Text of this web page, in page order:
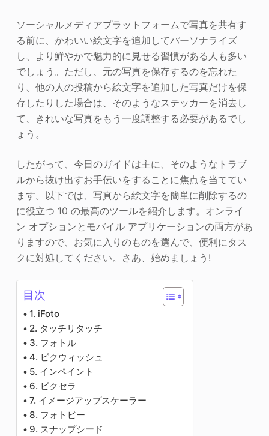
画像の著作権
ソーシャルメディアプラットフォームで写真を共有す
る前に、かわいい絵文字を追加してパーソナライズ
し、より鮮やかで魅力的に見せる習慣がある人も多い
でしょう。ただし、元の写真を保存するのを忘れた
り、他の人の投稿から絵文字を追加した写真だけを保
存したりした場合は、そのようなステッカーを消去し
て、きれいな写真をもう一度調整する必要があるでし
ょう。
したがって、今日のガイドは主に、そのようなトラブ
ルから抜け出すお手伝いをすることに焦点を当ててい
ます。以下では、写真から絵文字を簡単に削除するの
に役立つ 10 の最高のツールを紹介します。オンライ
ン オプションとモバイル アプリケーションの両方があ
りますので、お気に入りのものを選んで、便利にタス
クに対処してください。さあ、始めましょう!
目次
1. iFoto
2. タッチリタッチ
3. フォトル
4. ピクウィッシュ
5. インペイント
6. ピクセラ
7. イメージアップスケーラー
8. フォトピー
9. スナップシード